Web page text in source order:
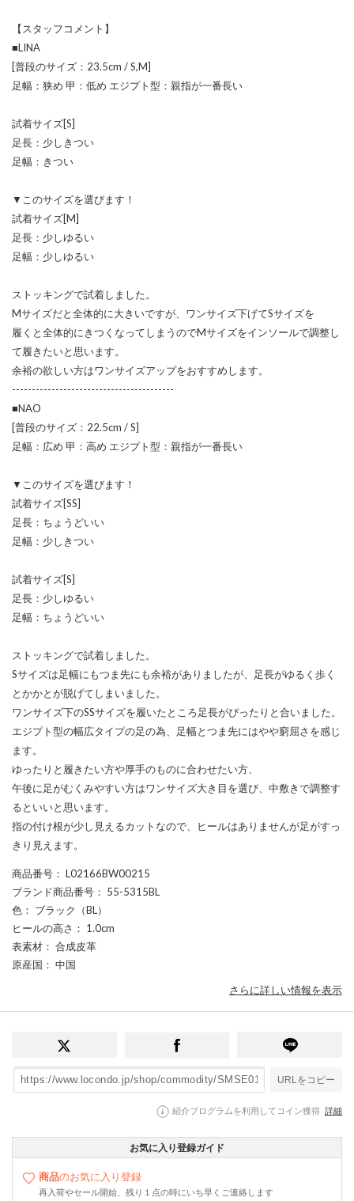
【スタッフコメント】
■LINA
[普段のサイズ：23.5cm / S,M]
足幅：狭め 甲：低め エジプト型：親指が一番長い
試着サイズ[S]
足長：少しきつい
足幅：きつい
▼このサイズを選びます！
試着サイズ[M]
足長：少しゆるい
足幅：少しゆるい
ストッキングで試着しました。
Mサイズだと全体的に大きいですが、ワンサイズ下げてSサイズを
履くと全体的にきつくなってしまうのでMサイズをインソールで調整し
て履きたいと思います。
余裕の欲しい方はワンサイズアップをおすすめします。
-----------------------------------------
■NAO
[普段のサイズ：22.5cm / S]
足幅：広め 甲：高め エジプト型：親指が一番長い
▼このサイズを選びます！
試着サイズ[SS]
足長：ちょうどいい
足幅：少しきつい
試着サイズ[S]
足長：少しゆるい
足幅：ちょうどいい
ストッキングで試着しました。
Sサイズは足幅にもつま先にも余裕がありましたが、足長がゆるく歩く
とかかとが脱げてしまいました。
ワンサイズ下のSSサイズを履いたところ足長がぴったりと合いました。
エジプト型の幅広タイプの足の為、足幅とつま先にはやや窮屈さを感じ
ます。
ゆったりと履きたい方や厚手のものに合わせたい方、
午後に足がむくみやすい方はワンサイズ大き目を選び、中敷きで調整す
るといいと思います。
指の付け根が少し見えるカットなので、ヒールはありませんが足がすっ
きり見えます。
商品番号 ： L02166BW00215
ブランド商品番号 ： 55-5315BL
色 ： ブラック（BL）
ヒールの高さ ： 1.0cm
表素材 ： 合成皮革
原産国 ： 中国
さらに詳しい情報を表示
URLをコピー
紹介プログラムを利用してコイン獲得 詳細
お気に入り登録ガイド
商品のお気に入り登録
再入荷やセール開始、残り１点の時にいち早くご連絡します